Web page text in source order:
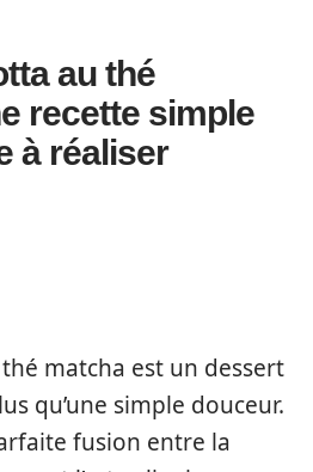
au thé
recette simple
à réaliser
matcha est un dessert
qu’une simple douceur.
fusion entre la